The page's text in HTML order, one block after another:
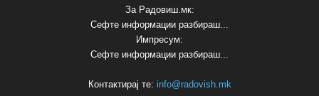
За Радовиш.мк:
Сефте информации разбираш...
Импресум:
Сефте информации разбираш...
Контактирај те: info@radovish.mk